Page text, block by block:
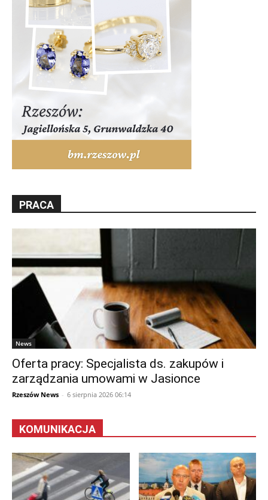
PRACA
News
Oferta pracy: Specjalista ds. zakupów i
zarządzania umowami w Jasionce
Rzeszów News - 6 sierpnia 2026 06:14
KOMUNIKACJA